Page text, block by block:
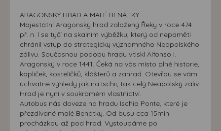
ARAGONSKÝ HRAD A MALÉ BENÁTKY
Majestátní Aragonský hrad založený Řeky v roce 474
př. n. l se tyčí na skalním výběžku, který od nepaměti
chránil vstup do strategicky významného Neapolského
zálivu. Současnou podobu hradu vtiskl Alfonso I.
Aragonský v roce 1441. Čeká na vás místo plné historie,
kapliček, kostelíčků, klášterů a zahrad. Otevřou se vám
úchvatné výhledy jak na Ischii, tak celý Neapolský záliv.
Hrad je nyní v soukromém vlastnictví.
Autobus nás doveze na hradu Ischia Ponte, které je
přezdívané malé Benátky. Od busu cca 15min
procházkou až pod hrad. Vystoupáme po